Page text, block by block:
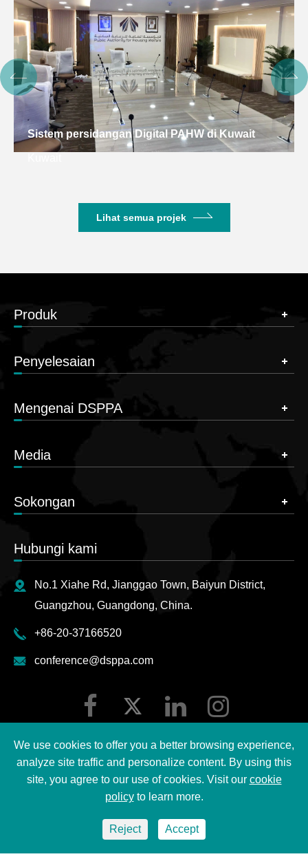
Sistem persidangan Digital PAHW di Kuwait
Lihat semua projek
Produk
Penyelesaian
Mengenai DSPPA
Media
Sokongan
Hubungi kami
No.1 Xiahe Rd, Jianggao Town, Baiyun District,
Guangzhou, Guangdong, China.
+86-20-37166520
conference@dsppa.com
2026 Guangzhou DSPPA Audio Co., Ltd.
Sitemap
| Dasar privasi DSPPA
We use cookies to offer you a better browsing experience,
analyze site traffic and personalize content. By using this
site, you agree to our use of cookies. Visit our cookie
policyto learn more.
Reject Accept